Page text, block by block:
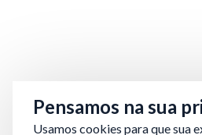
Pensamos na sua
Usamos cookies para que sua